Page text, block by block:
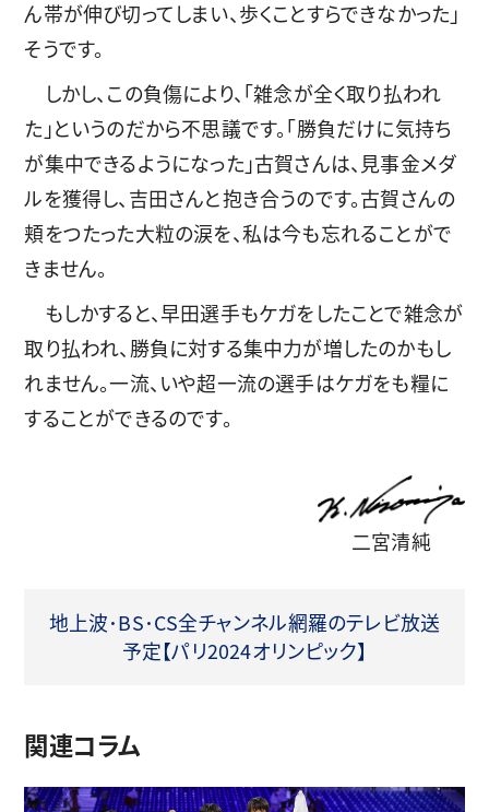
ん帯が伸び切ってしまい、歩くことすらできなかった」
そうです。
しかし、この負傷により、「雑念が全く取り払われ
た」というのだから不思議です。「勝負だけに気持ち
が集中できるようになった」古賀さんは、見事金メダ
ルを獲得し、吉田さんと抱き合うのです。古賀さんの
頬をつたった大粒の涙を、私は今も忘れることがで
きません。
もしかすると、早田選手もケガをしたことで雑念が
取り払われ、勝負に対する集中力が増したのかもし
れません。一流、いや超一流の選手はケガをも糧に
することができるのです。
二宮清純
地上波･BS･CS全チャンネル網羅のテレビ放送
予定【パリ2024オリンピック】
関連コラム